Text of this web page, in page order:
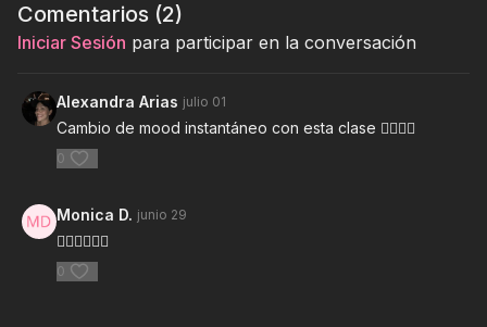
Comentarios (2)
Iniciar Sesión para participar en la conversación
Alexandra Arias julio 01
Cambio de mood instantáneo con esta clase 😮‍💨💥💖
0
Monica D. junio 29
❤️‍🔥❤️‍🔥❤️‍🔥
0